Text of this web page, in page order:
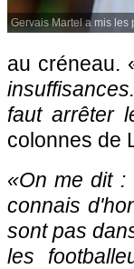
Gervais Martel a mis les
au créneau.
faut arrêter
colonnes de
«On me dit :
connais
sont pas
les